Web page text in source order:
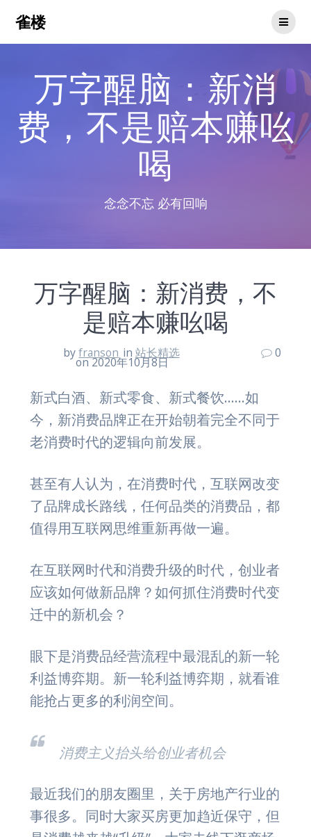
雀楼
万字醒脑：新消
费，不是赔本赚吆
喝
念念不忘 必有回响
万字醒脑：新消费，不
是赔本赚吆喝
byfranson in 站长精选
on 2020年10月8日
0
新式白酒、新式零食、新式餐饮……如
今，新消费品牌正在开始朝着完全不同于
老消费时代的逻辑向前发展。
甚至有人认为，在消费时代，互联网改变
了品牌成长路线，任何品类的消费品，都
值得用互联网思维重新再做一遍。
在互联网时代和消费升级的时代，创业者
应该如何做新品牌？如何抓住消费时代变
迁中的新机会？
眼下是消费品经营流程中最混乱的新一轮
利益博弈期。新一轮利益博弈期，就看谁
能抢占更多的利润空间。
消费主义抬头给创业者机会
最近我们的朋友圈里，关于房地产行业的
事很多。同时大家买房更加趋近保守，但